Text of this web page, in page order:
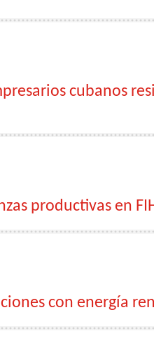
cubanos
productivas en
con energía